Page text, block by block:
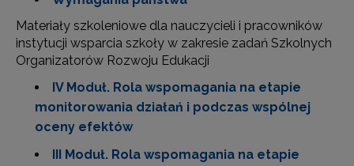
Materiały szkoleniowe dla nauczycieli i pracowników
instytucji wsparcia szkoły w zakresie zadań Szkolnych
Organizatorów Rozwoju Edukacji
IV Moduł. Rola wspomagania na etapie
monitorowania działań i podczas wspólnej
oceny efektów
III Moduł. Rola wspomagania na etapie